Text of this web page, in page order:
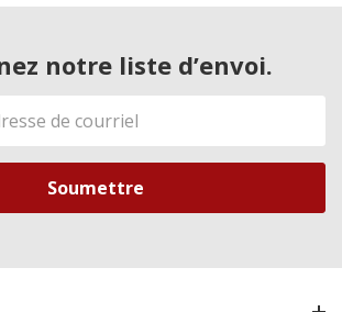
notre liste d’envoi.